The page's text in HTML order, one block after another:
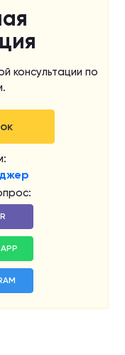
консультации по